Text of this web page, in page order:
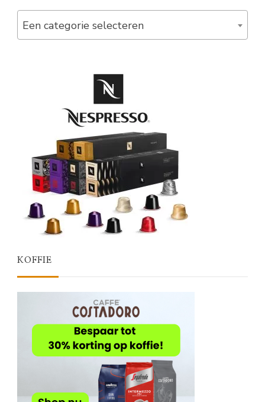
Een categorie selecteren
KOFFIE